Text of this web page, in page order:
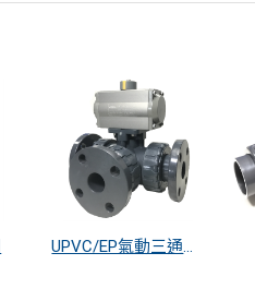
UPVC/EP氣動三通閥, 法蘭式